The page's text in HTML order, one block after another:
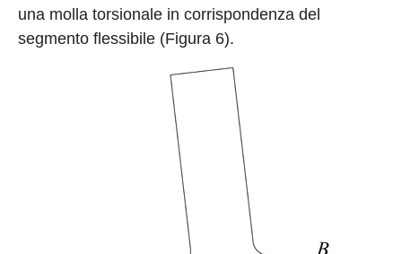
una molla torsionale in corrispondenza del
segmento flessibile (Figura 6).